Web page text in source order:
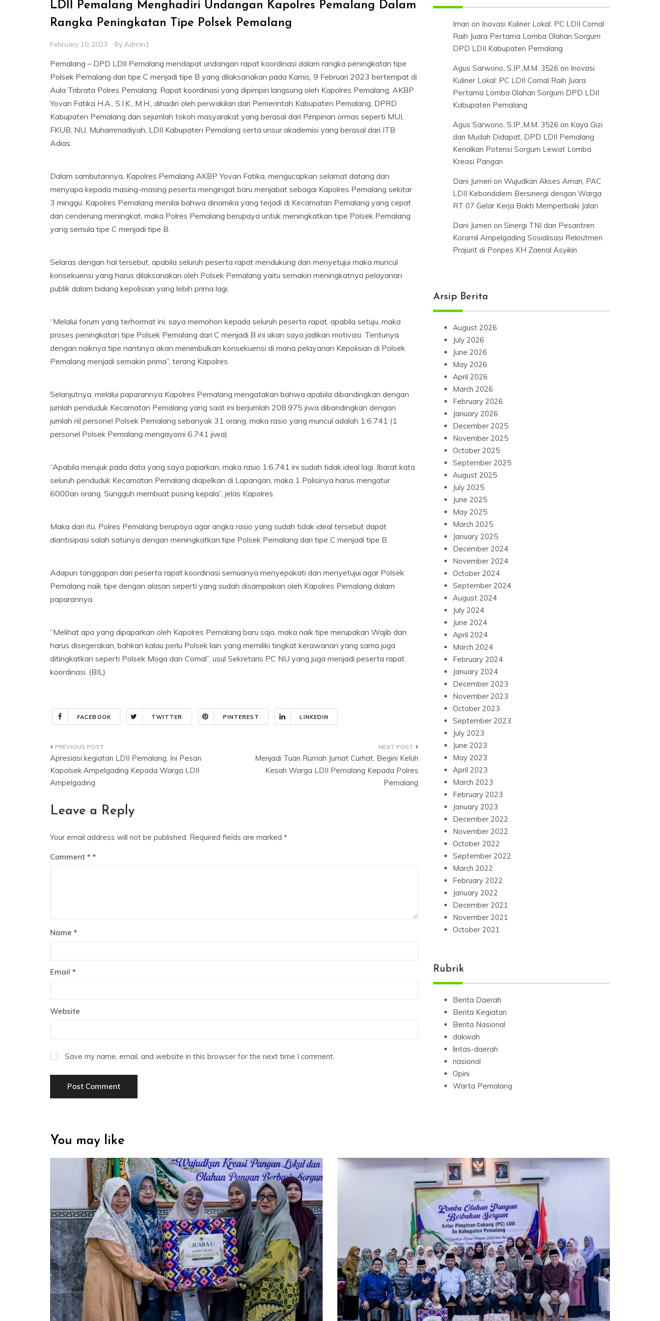
LDII Pemalang Menghadiri Undangan Kapolres Pemalang Dalam
Rangka Peningkatan Tipe Polsek Pemalang
February 10, 2023 By Admin1
Pemalang – DPD LDII Pemalang mendapat undangan rapat koordinasi dalam rangka peningkatan tipe
Polsek Pemalang dari tipe C menjadi tipe B yang dilaksanakan pada Kamis, 9 Februari 2023 bertempat di
Aula Tribrata Polres Pemalang. Rapat koordinasi yang dipimpin langsung oleh Kapolres Pemalang, AKBP
Yovan Fatika H.A., S.I.K., M.H., dihadiri oleh perwakilan dari Pemerintah Kabupaten Pemalang, DPRD
Kabupaten Pemalang dan sejumlah tokoh masyarakat yang berasal dari Pimpinan ormas seperti MUI,
FKUB, NU, Muhammadiyah, LDII Kabupaten Pemalang serta unsur akademisi yang berasal dari ITB
Adias.
Dalam sambutannya, Kapolres Pemalang AKBP Yovan Fatika, mengucapkan selamat datang dan
menyapa kepada masing-masing peserta mengingat baru menjabat sebagai Kapolres Pemalang sekitar
3 minggu. Kapolres Pemalang menilai bahwa dinamika yang terjadi di Kecamatan Pemalang yang cepat
dan cenderung meningkat, maka Polres Pemalang berupaya untuk meningkatkan tipe Polsek Pemalang
yang semula tipe C menjadi tipe B.
Selaras dengan hal tersebut, apabila seluruh peserta rapat mendukung dan menyetujui maka muncul
konsekuensi yang harus dilaksanakan oleh Polsek Pemalang yaitu semakin meningkatnya pelayanan
publik dalam bidang kepolisian yang lebih prima lagi.
“Melalui forum yang terhormat ini, saya memohon kepada seluruh peserta rapat, apabila setuju, maka
proses peningkatan tipe Polsek Pemalang dari C menjadi B ini akan saya jadikan motivasi. Tentunya
dengan naiknya tipe nantinya akan menimbulkan konsekuensi di mana pelayanan Kepolisian di Polsek
Pemalang menjadi semakin prima”, terang Kapolres.
Selanjutnya, melalui paparannya Kapolres Pemalang mengatakan bahwa apabila dibandingkan dengan
jumlah penduduk Kecamatan Pemalang yang saat ini berjumlah 208.975 jiwa dibandingkan dengan
jumlah riil personel Polsek Pemalang sebanyak 31 orang, maka rasio yang muncul adalah 1:6.741 (1
personel Polsek Pemalang mengayomi 6.741 jiwa).
“Apabila merujuk pada data yang saya paparkan, maka rasio 1:6.741 ini sudah tidak ideal lagi. Ibarat kata
seluruh penduduk Kecamatan Pemalang diapelkan di Lapangan, maka 1 Polisinya harus mengatur
6000an orang. Sungguh membuat pusing kepala”, jelas Kapolres.
Maka dari itu, Polres Pemalang berupaya agar angka rasio yang sudah tidak ideal tersebut dapat
diantisipasi salah satunya dengan meningkatkan tipe Polsek Pemalang dari tipe C menjadi tipe B.
Adapun tanggapan dari peserta rapat koordinasi semuanya menyepakati dan menyetujui agar Polsek
Pemalang naik tipe dengan alasan seperti yang sudah disampaikan oleh Kapolres Pemalang dalam
paparannya.
“Melihat apa yang dipaparkan oleh Kapolres Pemalang baru saja, maka naik tipe merupakan Wajib dan
harus disegerakan, bahkan kalau perlu Polsek lain yang memiliki tingkat kerawanan yang sama juga
ditingkatkan seperti Polsek Moga dan Comal”, usul Sekretaris PC NU yang juga menjadi peserta rapat
koordinasi. (BIL)
FACEBOOK TWITTER PINTEREST LINKEDIN
Post
navigation
Apresiasi kegiatan LDII Pemalang, Ini Pesan
Kapolsek Ampelgading Kepada Warga LDII
Ampelgading
Menjadi Tuan Rumah Jumat Curhat, Begini Keluh
Kesah Warga LDII Pemalang Kepada Polres
Pemalang
Leave a Reply
Your email address will not be published. Required fields are marked *
Comment *
Name *
Email *
Website
Save my name, email, and website in this browser for the next time I comment.
Iman on Inovasi Kuliner Lokal: PC LDII Comal
Raih Juara Pertama Lomba Olahan Sorgum
DPD LDII Kabupaten Pemalang
Agus Sarwono, S.IP.,M.M. 3526 on Inovasi
Kuliner Lokal: PC LDII Comal Raih Juara
Pertama Lomba Olahan Sorgum DPD LDII
Kabupaten Pemalang
Agus Sarwono, S.IP.,M.M. 3526 on Kaya Gizi
dan Mudah Didapat, DPD LDII Pemalang
Kenalkan Potensi Sorgum Lewat Lomba
Kreasi Pangan
Dani Jumeri on Wujudkan Akses Aman, PAC
LDII Kebondalem Bersinergi dengan Warga
RT 07 Gelar Kerja Bakti Memperbaiki Jalan
Dani Jumeri on Sinergi TNI dan Pesantren:
Koramil Ampelgading Sosialisasi Rekrutmen
Prajurit di Ponpes KH Zaenal Asyikin
Arsip Berita
August 2026
July 2026
June 2026
May 2026
April 2026
March 2026
February 2026
January 2026
December 2025
November 2025
October 2025
September 2025
August 2025
July 2025
June 2025
May 2025
March 2025
January 2025
December 2024
November 2024
October 2024
September 2024
August 2024
July 2024
June 2024
April 2024
March 2024
February 2024
January 2024
December 2023
November 2023
October 2023
September 2023
July 2023
June 2023
May 2023
April 2023
March 2023
February 2023
January 2023
December 2022
November 2022
October 2022
September 2022
March 2022
February 2022
January 2022
December 2021
November 2021
October 2021
Rubrik
Berita Daerah
Berita Kegiatan
Berita Nasional
dakwah
lintas-daerah
nasional
Opini
Warta Pemalang
You may like